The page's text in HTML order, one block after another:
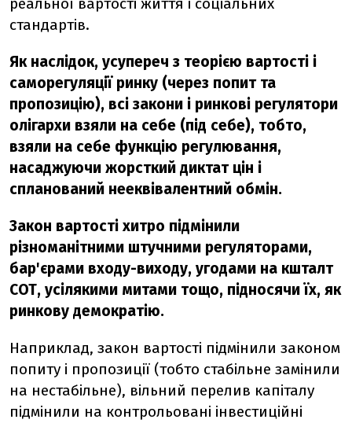
стандартів.
Як наслідок, усупереч з теорією вартості і
саморегуляції ринку (через попит та
пропозицію), всі закони і ринкові регулятори
олігархи взяли на себе (під себе), тобто,
взяли на себе функцію регулювання,
насаджуючи жорсткий диктат цін і
спланований нееквівалентний обмін.
Закон вартості хитро підмінили
різноманітними штучними регуляторами,
бар'єрами входу-виходу, угодами на кшталт
СОТ, усілякими митами тощо, підносячи їх, як
ринкову демократію.
Наприклад, закон вартості підмінили законом
попиту і пропозиції (тобто стабільне замінили
на нестабільне), вільний перелив капіталу
підмінили на контрольовані інвестиційні